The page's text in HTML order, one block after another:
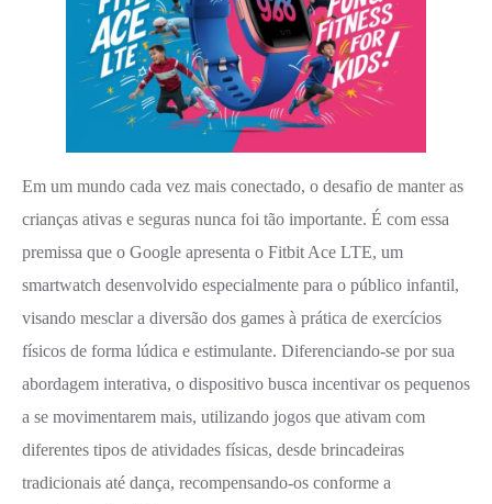
Em um mundo cada vez mais conectado, o desafio de manter as
crianças ativas e seguras nunca foi tão importante. É com essa
premissa que o Google apresenta o Fitbit Ace LTE, um
smartwatch desenvolvido especialmente para o público infantil,
visando mesclar a diversão dos games à prática de exercícios
físicos de forma lúdica e estimulante. Diferenciando-se por sua
abordagem interativa, o dispositivo busca incentivar os pequenos
a se movimentarem mais, utilizando jogos que ativam com
diferentes tipos de atividades físicas, desde brincadeiras
tradicionais até dança, recompensando-os conforme a